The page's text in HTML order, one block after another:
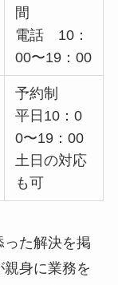
間
電話 10：
00〜19：00
予約制
平日10：0
0〜19：00
土日の対応
も可
た解決を掲
身に業務を